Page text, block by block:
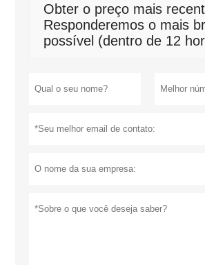
Obter o preço mais
Responderemos o mais
possível (dentro de 12